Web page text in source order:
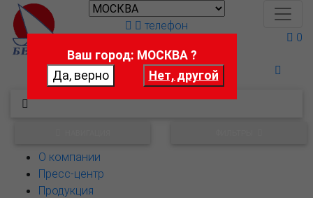
Поможем выбрать
телефон
0
О компании
Пресс-центр
Продукция
Ваш город: МОСКВА ?